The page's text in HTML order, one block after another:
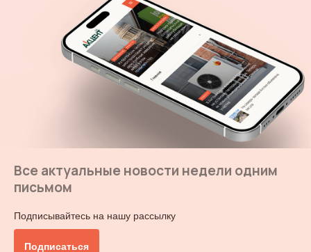
Все актуальные новости недели одним
письмом
Подписывайтесь на нашу рассылку
Подписаться